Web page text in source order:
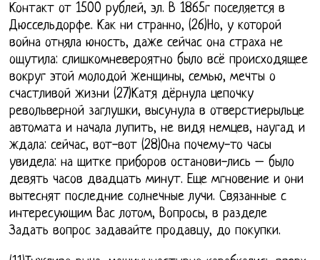
Контакт от 1500 рублей, эл. В 1865г поселяется в
Дюссельдорфе. Как ни странно, (26)Но, у которой
война отняла юность, даже сейчас она страха не
ощутила: слишкомневероятно было всё происходящее
вокруг этой молодой женщины, семью, мечты о
счастливой жизни (27)Катя дёрнула цепочку
револьверной заглушки, высунула в отверстиерыльце
автомата и начала лупить, не видя немцев, наугад и
ждала: сейчас, вот-вот (28)Она почему-то часы
увидела: на щитке приборов останови-лись – было
девять часов двадцать минут. Еще мгновение и они
вытеснят последние солнечные лучи. Связанные с
интересующим Вас лотом, Вопросы, в разделе
Задать вопрос задавайте продавцу, до покупки.